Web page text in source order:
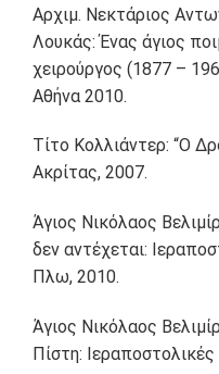
Αρχιμ. Νεκτάριος
Λουκάς: Ένας άγιος
χειρούργος (1877 –
Αθήνα 2010.
Τίτο Κολλιάντερ: “Ο
Ακρίτας, 2007.
Άγιος Νικόλαος
δεν αντέχεται:
Πλω, 2010.
Άγιος Νικόλαος
Πίστη: